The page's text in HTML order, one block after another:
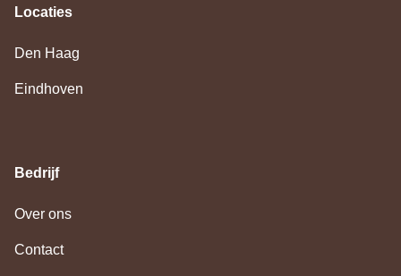
Locaties
Den Haag
Eindhoven
Bedrijf
Over ons
Contact